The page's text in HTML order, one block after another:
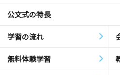
公文式の特長
学習の流れ
無料体験学習